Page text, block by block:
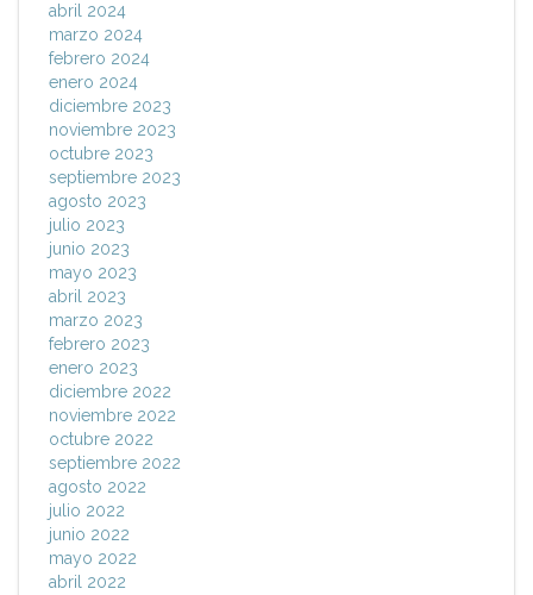
abril 2024
marzo 2024
febrero 2024
enero 2024
diciembre 2023
noviembre 2023
octubre 2023
septiembre 2023
agosto 2023
julio 2023
junio 2023
mayo 2023
abril 2023
marzo 2023
febrero 2023
enero 2023
diciembre 2022
noviembre 2022
octubre 2022
septiembre 2022
agosto 2022
julio 2022
junio 2022
mayo 2022
abril 2022